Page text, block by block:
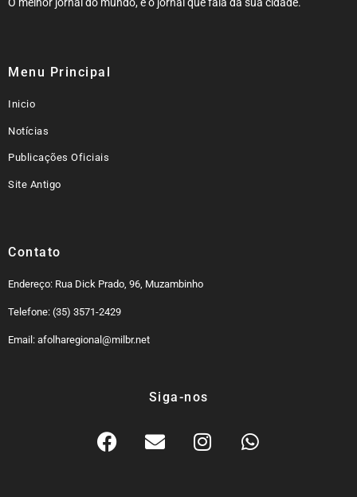
Menu Principal
Inicio
Notícias
Publicações Oficiais
Site Antigo
Contato
Endereço: Rua Dick Prado, 96, Muzambinho
Telefone: (35) 3571-2429
Email: afolharegional@milbr.net
Siga-nos